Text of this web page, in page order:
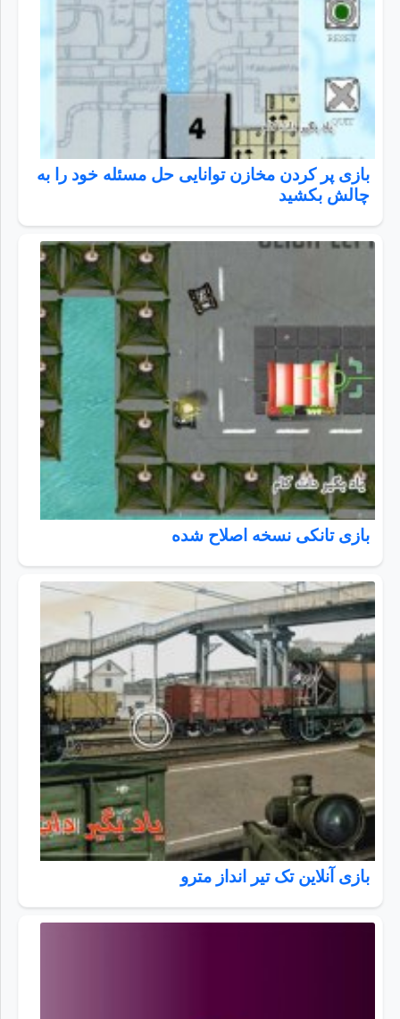
بازی پر کردن مخازن توانایی حل مسئله خود را به
چالش بکشید
بازی تانکی نسخه اصلاح شده
بازی آنلاین تک تیر انداز مترو